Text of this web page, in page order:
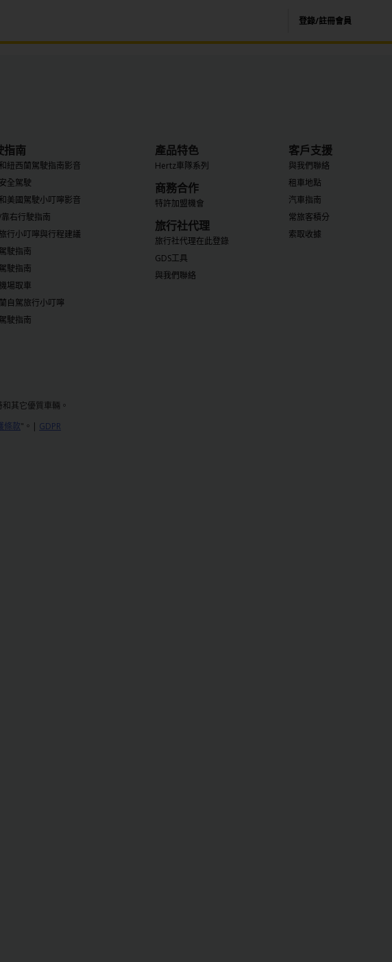
登錄/註冊會員
指南
紐西蘭駕駛指南影音
全駕駛
美國駕駛小叮嚀影音
右行駛指南
行小叮嚀與行程建議
駛指南
駛指南
場取車
自駕旅行小叮嚀
駛指南
產品特色
Hertz車隊系列
商務合作
特許加盟機會
旅行社代理
旅行社代理在此登錄
GDS工具
與我們聯絡
客戶支援
與我們聯絡
租車地點
汽車指南
常旅客積分
索取收據
其它優質車輛。
條款"。| GDPR